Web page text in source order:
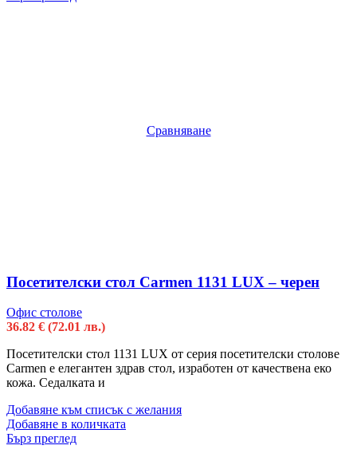
Сравняване
Посетителски стол Carmen 1131 LUX – черен
Офис столове
36.82 € (72.01 лв.)
Посетителски стол 1131 LUX от серия посетителски столове
Carmen е елегантен здрав стол, изработен от качествена еко
кожа. Седалката и
Добавяне към списък с желания
Добавяне в количката
Бърз преглед